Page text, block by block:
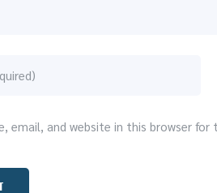
email, and website in this browser